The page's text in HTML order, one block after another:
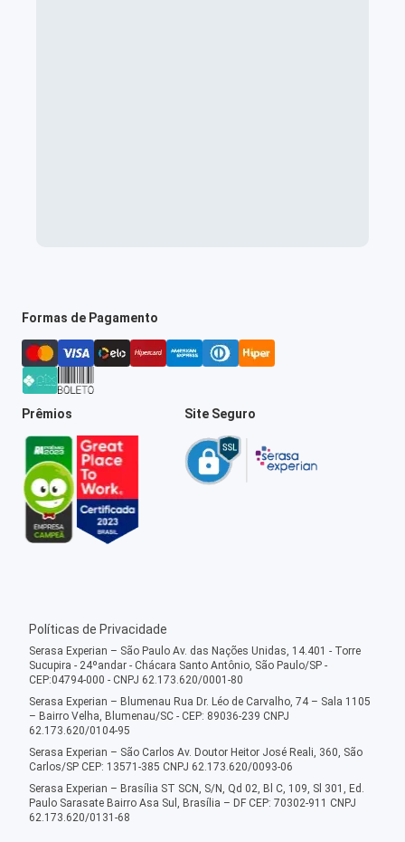
Formas de Pagamento
Prêmios Site Seguro
Políticas de Privacidade
Serasa Experian – São Paulo Av. das Nações Unidas, 14.401 - Torre
Sucupira - 24ºandar - Chácara Santo Antônio, São Paulo/SP -
CEP:04794-000 - CNPJ 62.173.620/0001-80
Serasa Experian – Blumenau Rua Dr. Léo de Carvalho, 74 – Sala 1105
– Bairro Velha, Blumenau/SC - CEP: 89036-239 CNPJ
62.173.620/0104-95
Serasa Experian – São Carlos Av. Doutor Heitor José Reali, 360, São
Carlos/SP CEP: 13571-385 CNPJ 62.173.620/0093-06
Serasa Experian – Brasília ST SCN, S/N, Qd 02, Bl C, 109, Sl 301, Ed.
Paulo Sarasate Bairro Asa Sul, Brasília – DF CEP: 70302-911 CNPJ
62.173.620/0131-68